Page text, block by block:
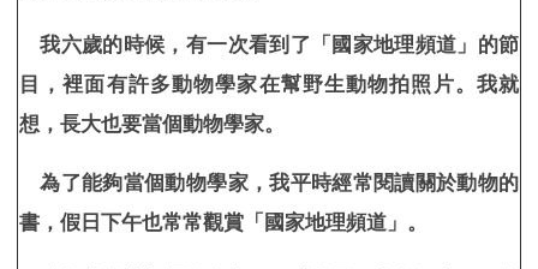
我六歲的時候，有一次看到了「國家地理頻道」的節
目，裡面有許多動物學家在幫野生動物拍照片。我就
想，長大也要當個動物學家。
為了能夠當個動物學家，我平時經常閱讀關於動物的
書，假日下午也常常觀賞「國家地理頻道」。